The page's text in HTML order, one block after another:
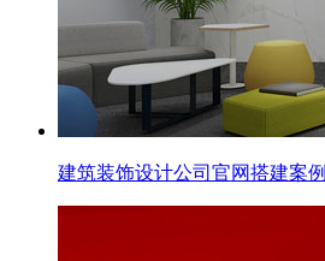
建筑装饰设计公司官网搭建案例